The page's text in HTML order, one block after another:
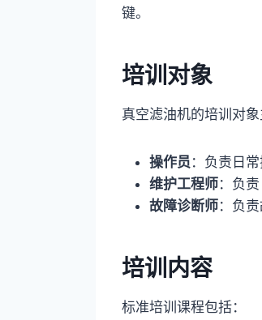
键。
培训对象
真空滤油机的培训对象
操作员 ：负责日
维护工程师：负
故障诊断师：负
培训内容
标准培训课程包括：